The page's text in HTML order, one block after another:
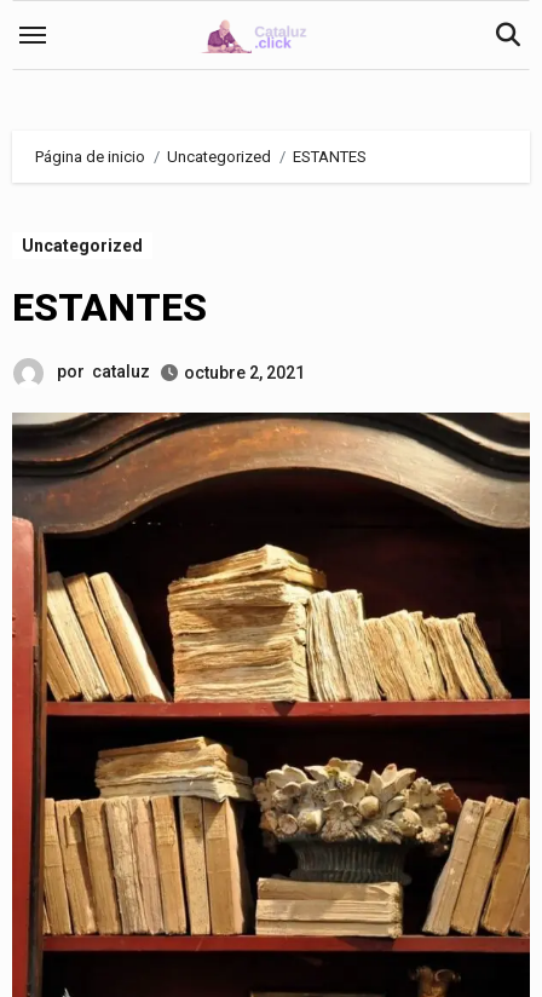
Página de inicio Uncategorized ESTANTES
Uncategorized
ESTANTES
por cataluz octubre 2, 2021